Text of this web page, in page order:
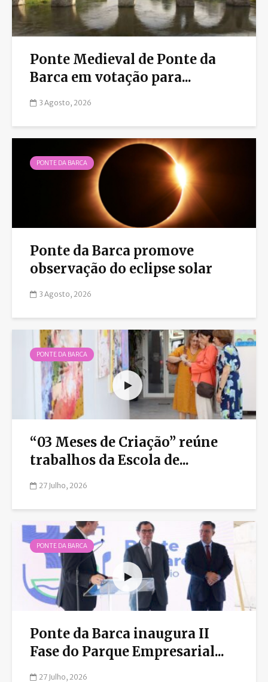
Ponte Medieval de Ponte da
Barca em votação para...
3 Agosto, 2026
PONTE DA BARCA
Ponte da Barca promove
observação do eclipse solar
3 Agosto, 2026
PONTE DA BARCA
“03 Meses de Criação” reúne
trabalhos da Escola de...
27 Julho, 2026
PONTE DA BARCA
Ponte da Barca inaugura II
Fase do Parque Empresarial...
27 Julho, 2026